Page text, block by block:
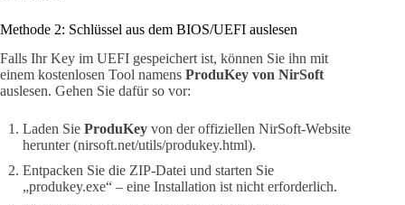
Methode 2: Schlüssel aus dem BIOS/UEFI auslesen
Falls Ihr Key im UEFI gespeichert ist, können Sie ihn mit
einem kostenlosen Tool namens ProduKey von NirSoft
auslesen. Gehen Sie dafür so vor:
Laden Sie ProduKey von der offiziellen NirSoft-Website
herunter (nirsoft.net/utils/produkey.html).
Entpacken Sie die ZIP-Datei und starten Sie
„produkey.exe“ – eine Installation ist nicht erforderlich.